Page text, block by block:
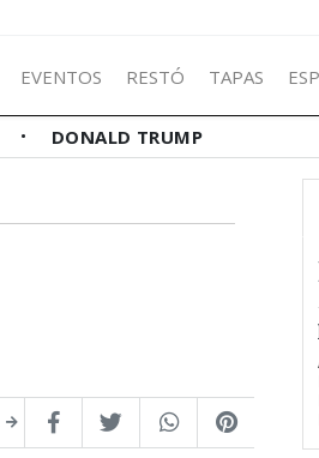
EVENTOS RESTÓ TAPAS
DONALD TRUMP